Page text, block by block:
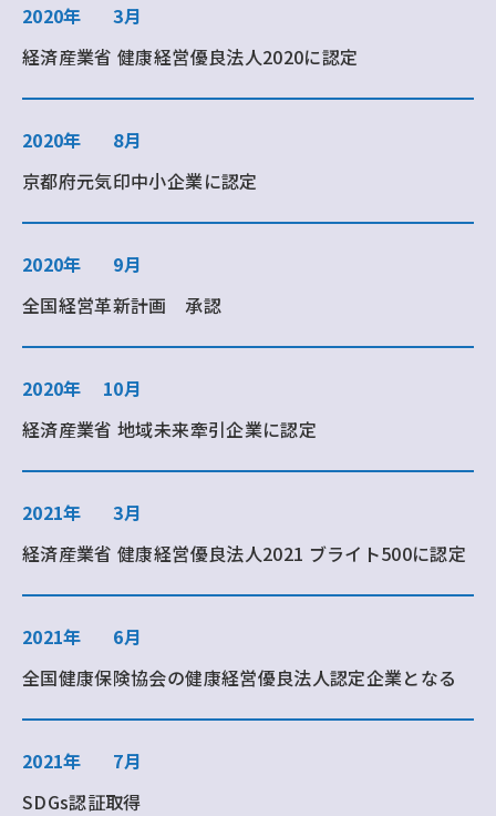
2020年
3月
経済産業省 健康経営優良法人2020に認定
2020年
8月
京都府元気印中小企業に認定
2020年
9月
全国経営革新計画 承認
2020年
10月
経済産業省 地域未来牽引企業に認定
2021年
3月
経済産業省 健康経営優良法人2021 ブライト500に認定
2021年
6月
全国健康保険協会の健康経営優良法人認定企業となる
2021年
7月
SDGs認証取得